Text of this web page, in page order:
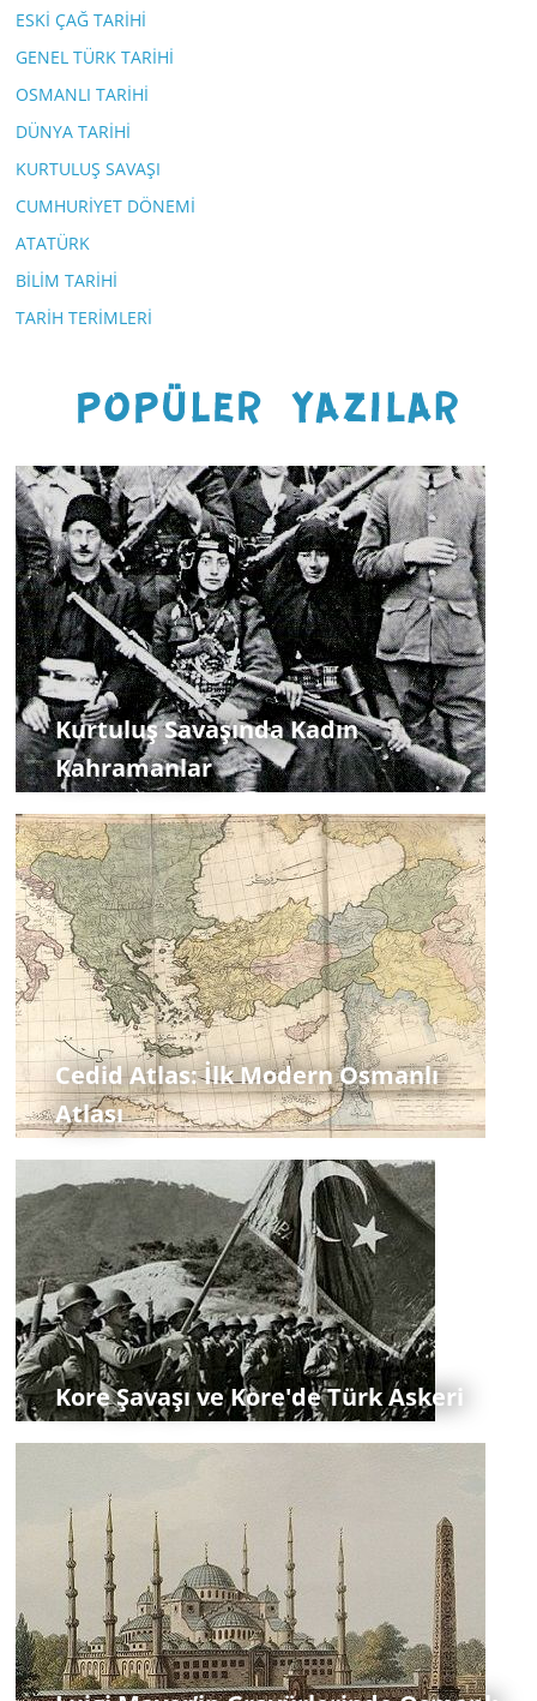
ESKİ ÇAĞ TARİHİ
GENEL TÜRK TARİHİ
OSMANLI TARİHİ
DÜNYA TARİHİ
KURTULUŞ SAVAŞI
CUMHURİYET DÖNEMİ
ATATÜRK
BİLİM TARİHİ
TARİH TERİMLERİ
Kurtuluş Savaşında Kadın
Kahramanlar
Cedid Atlas: İlk Modern Osmanlı
Atlası
Kore Şavaşı ve Kore'de Türk Askeri